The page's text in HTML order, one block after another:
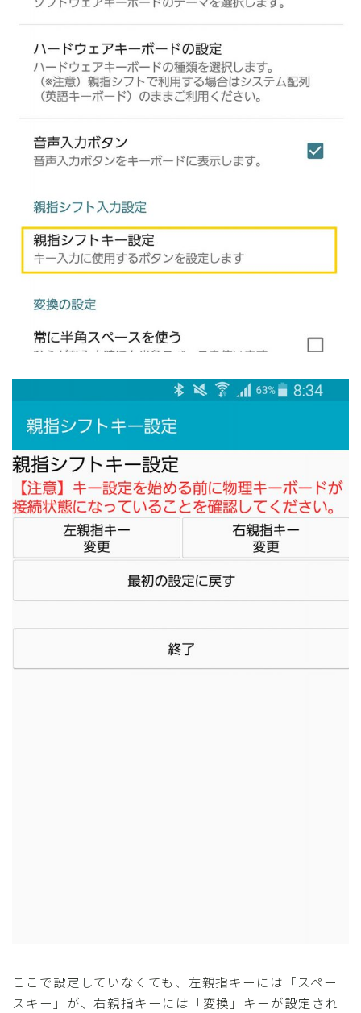
ここで設定していなくても、左親指キーには「スペー
スキー」が、右親指キーには「変換」キーが設定され